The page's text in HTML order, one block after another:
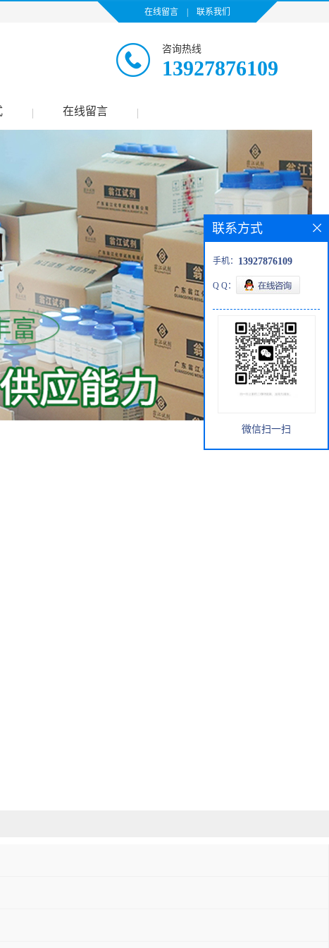
在线留言 联系我们
咨询热线
13927876109
在线留言
联系方式
手机： 13927876109
Q Q：
微信扫一扫